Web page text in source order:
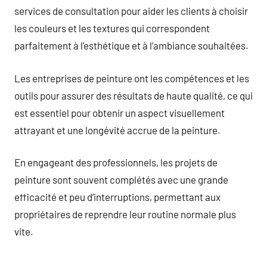
services de consultation pour aider les clients à choisir
les couleurs et les textures qui correspondent
parfaitement à l’esthétique et à l’ambiance souhaitées.
Les entreprises de peinture ont les compétences et les
outils pour assurer des résultats de haute qualité, ce qui
est essentiel pour obtenir un aspect visuellement
attrayant et une longévité accrue de la peinture.
En engageant des professionnels, les projets de
peinture sont souvent complétés avec une grande
efficacité et peu d’interruptions, permettant aux
propriétaires de reprendre leur routine normale plus
vite.